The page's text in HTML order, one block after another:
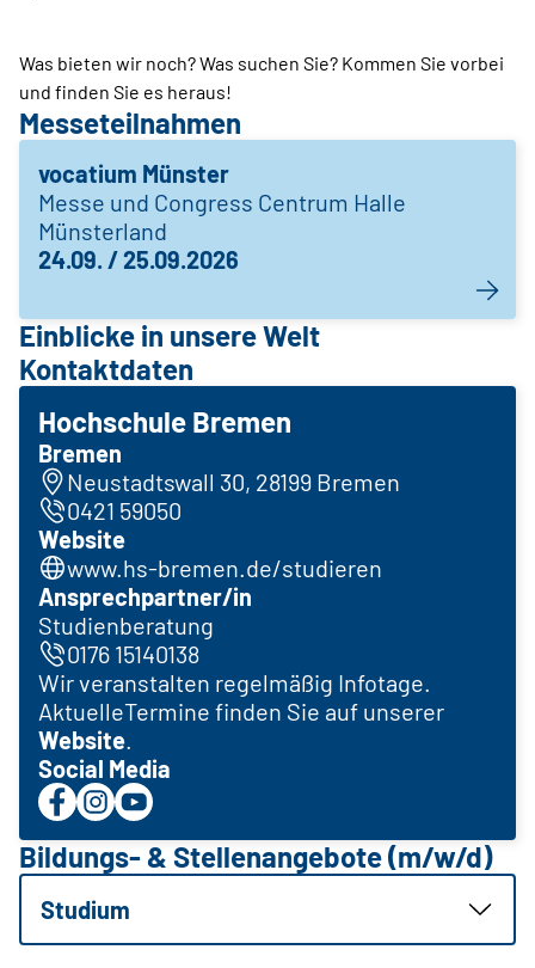
Was bieten wir noch? Was suchen Sie? Kommen Sie vorbei
und finden Sie es heraus!
Messeteilnahmen
vocatium Münster
Messe und Congress Centrum Halle
Münsterland
24.09. / 25.09.2026
Einblicke in unsere Welt
Kontaktdaten
Hochschule Bremen
Bremen
Neustadtswall 30, 28199 Bremen
0421 59050
Website
www.hs-bremen.de/studieren
Ansprechpartner/in
Studienberatung
0176 15140138
Wir veranstalten regelmäßig Infotage.
AktuelleTermine finden Sie auf unserer
Website.
Social Media
Bildungs- & Stellenangebote (m/w/d)
Studium